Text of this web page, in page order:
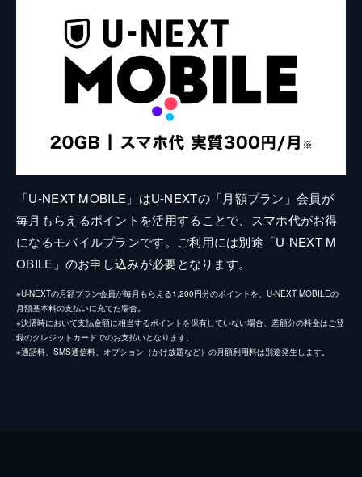
「U-NEXT MOBILE」はU-NEXTの「月額プラン」会員が
毎月もらえるポイントを活用することで、スマホ代がお得
になるモバイルプランです。ご利用には別途「U-NEXT M
OBILE」のお申し込みが必要となります。
※U-NEXTの月額プラン会員が毎月もらえる1,200円分のポイントを、U-NEXT MOBILEの
月額基本料の支払いに充てた場合。
※決済時において支払金額に相当するポイントを保有していない場合、差額分の料金はご登
録のクレジットカードでのお支払いとなります。
※通話料、SMS通信料、オプション（かけ放題など）の月額利用料は別途発生します。